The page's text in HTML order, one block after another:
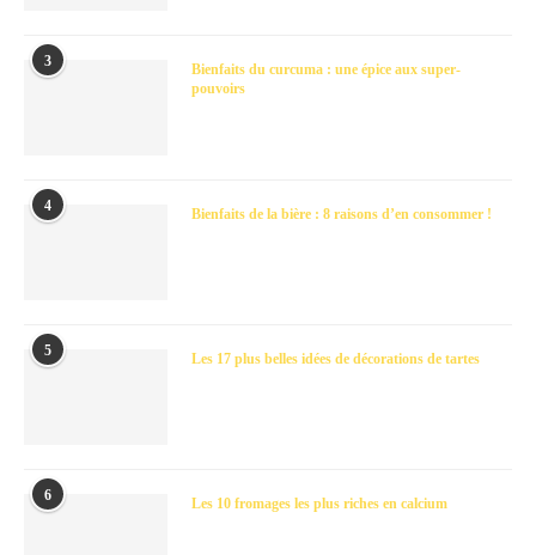
3
Bienfaits du curcuma : une épice aux super-
pouvoirs
4 Bienfaits de la bière : 8 raisons d’en consommer !
5 Les 17 plus belles idées de décorations de tartes
6 Les 10 fromages les plus riches en calcium